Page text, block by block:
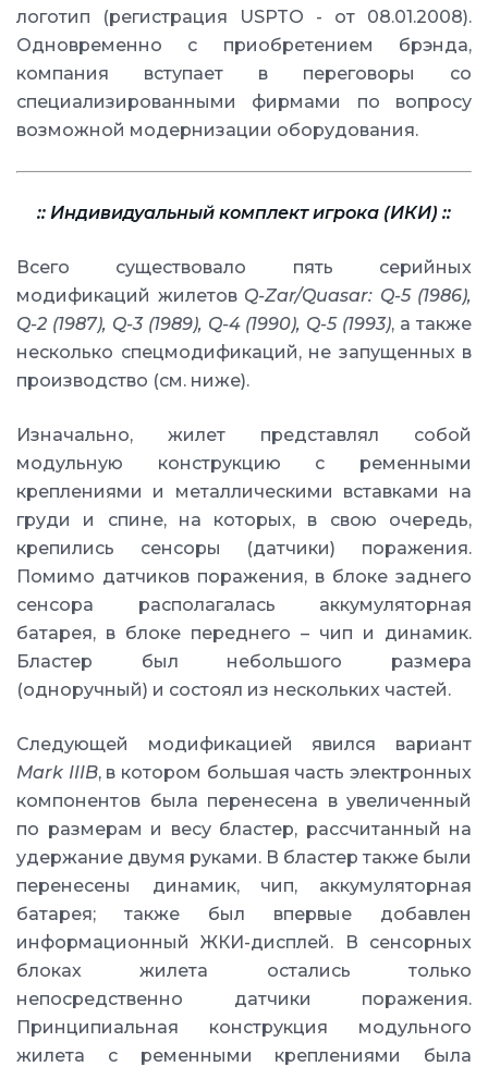
логотип (регистрация USPTO - от 08.01.2008).
Одновременно с приобретением брэнда,
компания вступает в переговоры со
специализированными фирмами по вопросу
возможной модернизации оборудования.
:: Индивидуальный комплект игрока (ИКИ) ::
Всего существовало пять серийных
модификаций жилетов Q-Zar/Quasar: Q-5 (1986),
Q-2 (1987), Q-3 (1989), Q-4 (1990), Q-5 (1993), а также
несколько спецмодификаций, не запущенных в
производство (см. ниже).
Изначально, жилет представлял собой
модульную конструкцию с ременными
креплениями и металлическими вставками на
груди и спине, на которых, в свою очередь,
крепились сенсоры (датчики) поражения.
Помимо датчиков поражения, в блоке заднего
сенсора располагалась аккумуляторная
батарея, в блоке переднего – чип и динамик.
Бластер был небольшого размера
(одноручный) и состоял из нескольких частей.
Следующей модификацией явился вариант
Mark IIIB, в котором большая часть электронных
компонентов была перенесена в увеличенный
по размерам и весу бластер, рассчитанный на
удержание двумя руками. В бластер также были
перенесены динамик, чип, аккумуляторная
батарея; также был впервые добавлен
информационный ЖКИ-дисплей. В сенсорных
блоках жилета остались только
непосредственно датчики поражения.
Принципиальная конструкция модульного
жилета с ременными креплениями была